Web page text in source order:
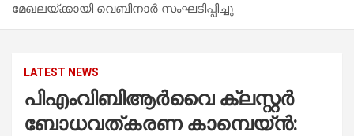
മേഖലയ്ക്കായി വെബിനാർ സംഘടിപ്പിച്ചു
LATEST NEWS
പിഎംവിബിആർവൈ ക്ലസ്റ്റർ
ബോധവത്കരണ കാമ്പെയ്‌ൻ: